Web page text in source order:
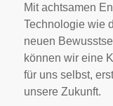
Mit achtsamen
Technologie wie
neuen
können wir eine
für uns selbst,
unsere Zukunft.